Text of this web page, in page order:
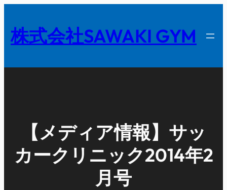
を
キ
株式会社SAWAKI GYM
【メディア情報】サッ
カークリニック2014年2
月号